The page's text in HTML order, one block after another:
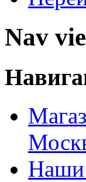
Nav
Наши